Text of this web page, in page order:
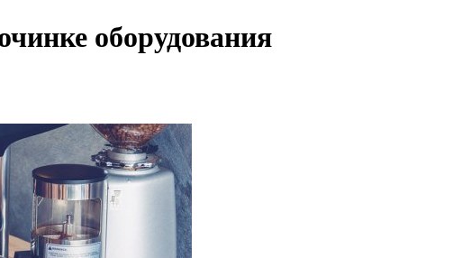
оборудования